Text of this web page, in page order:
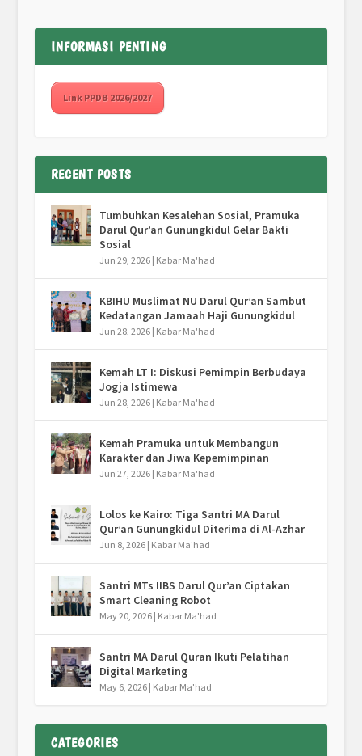
INFORMASI PENTING
Link PPDB 2026/2027
RECENT POSTS
Tumbuhkan Kesalehan Sosial, Pramuka
Darul Qur’an Gunungkidul Gelar Bakti
Sosial
Jun 29, 2026| Kabar Ma'had
KBIHU Muslimat NU Darul Qur’an Sambut
Kedatangan Jamaah Haji Gunungkidul
Jun 28, 2026| Kabar Ma'had
Kemah LT I: Diskusi Pemimpin Berbudaya
Jogja Istimewa
Jun 28, 2026| Kabar Ma'had
Kemah Pramuka untuk Membangun
Karakter dan Jiwa Kepemimpinan
Jun 27, 2026| Kabar Ma'had
Lolos ke Kairo: Tiga Santri MA Darul
Qur’an Gunungkidul Diterima di Al-Azhar
Jun 8, 2026| Kabar Ma'had
Santri MTs IIBS Darul Qur’an Ciptakan
Smart Cleaning Robot
May 20, 2026| Kabar Ma'had
Santri MA Darul Quran Ikuti Pelatihan
Digital Marketing
May 6, 2026| Kabar Ma'had
CATEGORIES